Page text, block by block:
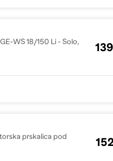
WS 18/150 Li - Solo,
prskalica pod